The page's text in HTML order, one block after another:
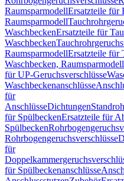
RaumsparmodellErsatzteile für
Raumsparmodell
WaschbeckenErsatzteile für
Waschbecken
RaumsparmodellErsatzteile für
Waschbecken, Raumsparmodell
für UP-Geruchsverschlüsse
Waschbeckenanschlüsse
für
AnschlüsseDichtungen
für SpülbeckenErsatzteile für
Spülbecken
Rohrbogengeruchsverschlüsse
für
für Spülbeckenanschlüsse